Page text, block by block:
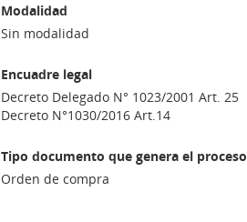
Modalidad
Sin modalidad
Encuadre legal
Decreto Delegado N° 1023/2001 Art. 25
Decreto N°1030/2016 Art.14
Tipo documento que genera el proceso
Orden de compra